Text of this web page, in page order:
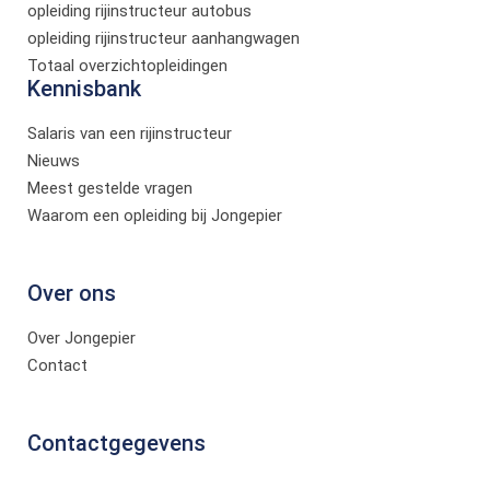
opleiding rijinstructeur autobus
opleiding rijinstructeur aanhangwagen
Totaal overzichtopleidingen
Kennisbank
Salaris van een rijinstructeur
Nieuws
Meest gestelde vragen
Waarom een opleiding bij Jongepier
Over ons
Over Jongepier
Contact
Contactgegevens